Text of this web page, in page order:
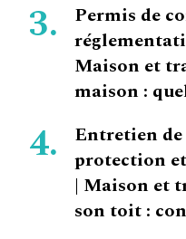
Permis de
Maison et
maison :
Entretien
protection
| Maison et
son toit :